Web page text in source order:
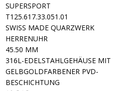
SUPERSPORT
T125.617.33.051.01
SWISS MADE QUARZWERK
HERRENUHR
45.50 MM
316L-EDELSTAHLGEHÄUSE MIT
GELBGOLDFARBENER PVD-
BESCHICHTUNG